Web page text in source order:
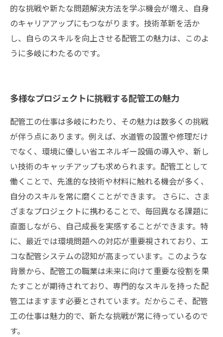
的な挑戦や新たな問題解決方法を学ぶ機会が増え、自身
のキャリアアップにもつながります。技術革新を活か
し、自らのスキルを向上させる配管工の魅力は、このよ
うに多岐にわたるのです。
多様なプロジェクトに挑戦する配管工の魅力
配管工の仕事は多岐にわたり、その魅力は数多くの挑戦
が伴う点にあります。例えば、水道管の設置や修理だけ
でなく、環境に優しい省エネルギー設備の導入や、新し
い技術のキャッチアップも求められます。配管工として
働くことで、先進的な技術や材料に触れる機会が多く、
自分のスキルを常に磨くことができます。 さらに、さま
ざまなプロジェクトに携わることで、毎回異なる課題に
直面しながら、自己成長を実感することができます。特
に、最近では環境問題への対応が重要視されており、エ
コな配管システムの認知が高まっています。このような
背景から、配管工の職業は未来に向けて重要な役割を果
たすことが期待されており、専門的なスキルを持った配
管工はますます必要とされています。だからこそ、配管
工の仕事は魅力的で、新たな挑戦が常に待っているので
す。